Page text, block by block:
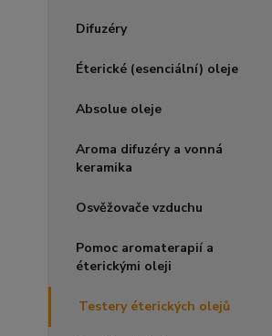
Difuzéry
Éterické (esenciální) oleje
Absolue oleje
Aroma difuzéry a vonná
keramika
Osvěžovače vzduchu
Pomoc aromaterapií a
éterickými oleji
Testery éterických olejů